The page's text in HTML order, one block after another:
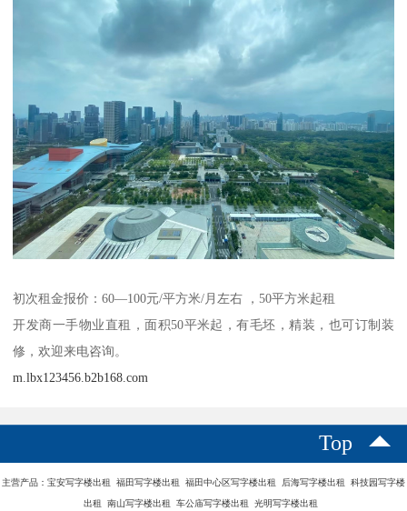
初次租金报价：60—100元/平方米/月左右 ，50平方米起租
开发商一手物业直租，面积50平米起，有毛坯，精装，也可订制装
修，欢迎来电咨询。
m.lbx123456.b2b168.com
Top
主营产品：宝安写字楼出租 福田写字楼出租 福田中心区写字楼出租 后海写字楼出租 科技园写字楼
出租 南山写字楼出租 车公庙写字楼出租 光明写字楼出租